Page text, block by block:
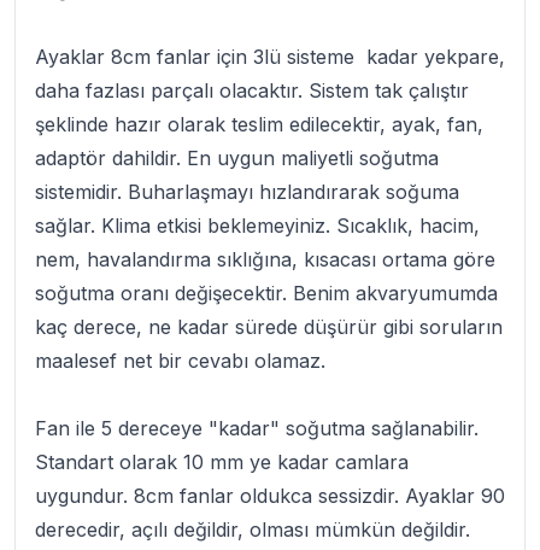
Ayaklar 8cm fanlar için 3lü sisteme kadar yekpare,
daha fazlası parçalı olacaktır. Sistem tak çalıştır
şeklinde hazır olarak teslim edilecektir, ayak, fan,
adaptör dahildir. En uygun maliyetli soğutma
sistemidir. Buharlaşmayı hızlandırarak soğuma
sağlar. Klima etkisi beklemeyiniz. Sıcaklık, hacim,
nem, havalandırma sıklığına, kısacası ortama göre
soğutma oranı değişecektir. Benim akvaryumumda
kaç derece, ne kadar sürede düşürür gibi soruların
maalesef net bir cevabı olamaz.
Fan ile 5 dereceye "kadar" soğutma sağlanabilir.
Standart olarak 10 mm ye kadar camlara
uygundur. 8cm fanlar oldukca sessizdir. Ayaklar 90
derecedir, açılı değildir, olması mümkün değildir.